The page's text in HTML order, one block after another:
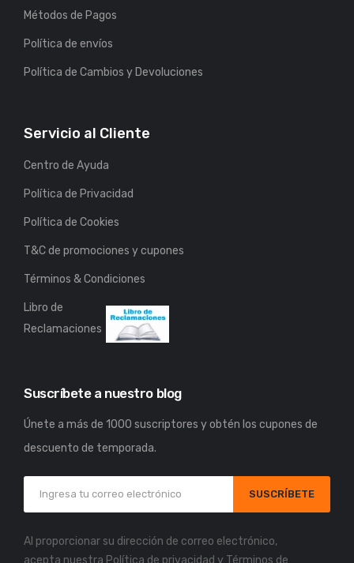
Métodos de Pagos
Política de envíos
Política de Cambios y Devoluciones
Servicio al Cliente
Centro de Ayuda
Política de Privacidad
Política de Cookies
T&C de promociones y cupones
Términos & Condiciones
Libro de
Reclamaciones
Suscríbete a nuestro blog
Únete a más de 1000 suscriptores y obtén los cupones de
descuento de temporada.
SUSCRÍBETE
Al proporcionar su dirección de correo electrónico,
acepta nuestra Política de privacidad y Términos de